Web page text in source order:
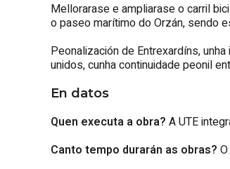
Mellorarase e ampliarase o carril
o paseo marítimo do Orzán, sendo
Peonalización de Entrexardíns,
unidos, cunha continuidade peonil
En datos
Quen executa a obra? A UTE
Canto tempo durarán as obras?